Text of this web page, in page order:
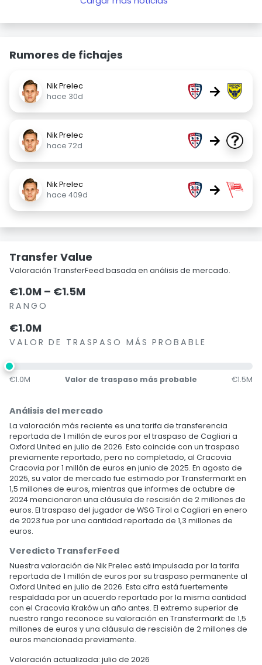
Rumores de fichajes
Nik Prelec
hace 30d
→
Nik Prelec
hace 72d
→
Nik Prelec
hace 409d
→
Transfer Value
Valoración TransferFeed basada en análisis de mercado.
€1.0M – €1.5M
RANGO
€1.0M
VALOR DE TRASPASO MÁS PROBABLE
€1.0M Valor de traspaso más probable €1.5M
Análisis del mercado
La valoración más reciente es una tarifa de transferencia
reportada de 1 millón de euros por el traspaso de Cagliari a
Oxford United en julio de 2026. Esto coincide con un traspaso
previamente reportado, pero no completado, al Cracovia
Cracovia por 1 millón de euros en junio de 2025. En agosto de
2025, su valor de mercado fue estimado por Transfermarkt en
1,5 millones de euros, mientras que informes de octubre de
2024 mencionaron una cláusula de rescisión de 2 millones de
euros. El traspaso del jugador de WSG Tirol a Cagliari en enero
de 2023 fue por una cantidad reportada de 1,3 millones de
euros.
Veredicto TransferFeed
Nuestra valoración de Nik Prelec está impulsada por la tarifa
reportada de 1 millón de euros por su traspaso permanente al
Oxford United en julio de 2026. Esta cifra está fuertemente
respaldada por un acuerdo reportado por la misma cantidad
con el Cracovia Kraków un año antes. El extremo superior de
nuestro rango reconoce su valoración en Transfermarkt de 1,5
millones de euros y una cláusula de rescisión de 2 millones de
euros mencionada previamente.
Valoración actualizada: julio de 2026